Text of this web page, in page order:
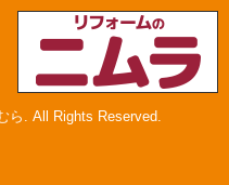
ら. All Rights Reserved.